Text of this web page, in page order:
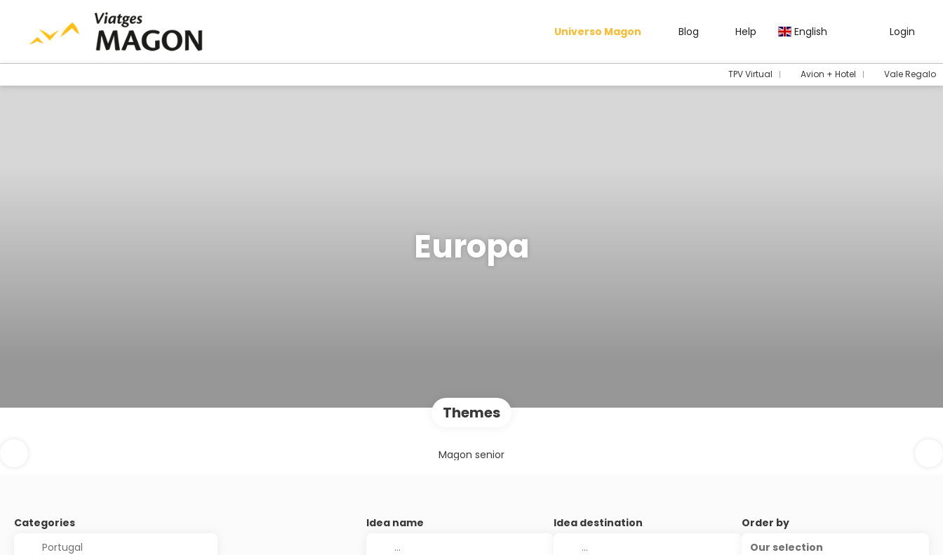
Universo Magon Blog Help English Login
TPV Virtual Avion + Hotel Vale Regalo
Europa
Themes
Magon senior
Categories Idea name Idea destination
Order by
Our selection